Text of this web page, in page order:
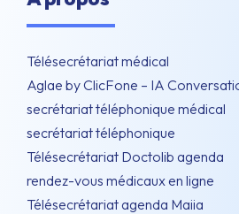
Télésecrétariat médical
Aglae by ClicFone – IA
secrétariat téléphonique médical
secrétariat téléphonique
Télésecrétariat Doctolib agenda
rendez-vous médicaux en ligne
Télésecrétariat agenda Maiia